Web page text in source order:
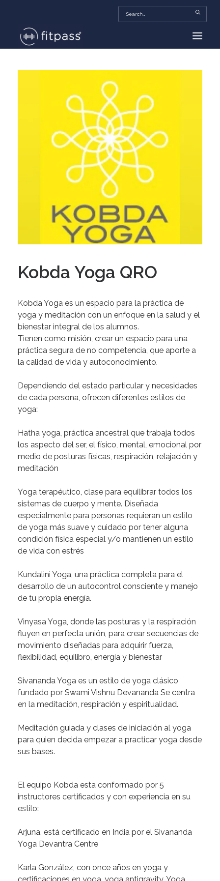
HOME
Kobda Yoga QRO
Kobda Yoga es un espacio para la práctica de
yoga y meditación con un enfoque en la salud y el
bienestar integral de los alumnos.
Tienen como misión, crear un espacio para una
práctica segura de no competencia, que aporte a
la calidad de vida y autoconocimiento.
Dependiendo del estado particular y necesidades
de cada persona, ofrecen diferentes estilos de
yoga:
Hatha yoga, práctica ancestral que trabaja todos
los aspecto del ser, el físico, mental, emocional por
medio de posturas físicas, respiración, relajación y
meditación
Yoga terapéutico, clase para equilibrar todos los
sistemas de cuerpo y mente. Diseñada
especialmente para personas requieran un estilo
de yoga más suave y cuidado por tener alguna
condición física especial y/o mantienen un estilo
de vida con estrés
Kundalini Yoga, una práctica completa para el
desarrollo de un autocontrol consciente y manejo
de tu propia energía.
Vinyasa Yoga, donde las posturas y la respiración
fluyen en perfecta unión, para crear secuencias de
movimiento diseñadas para adquirir fuerza,
flexibilidad, equilibro, energía y bienestar
Sivananda Yoga es un estilo de yoga clásico
fundado por Swami Vishnu Devananda Se centra
en la meditación, respiración y espiritualidad.
Meditación guiada y clases de iniciación al yoga
para quien decida empezar a practicar yoga desde
sus bases.
El equipo Kobda esta conformado por 5
instructores certificados y con experiencia en su
estilo:
Arjuna, está certificado en India por el Sivananda
Yoga Devantra Centre
Karla González, con once años en yoga y